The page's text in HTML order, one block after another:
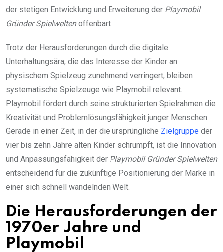
der stetigen Entwicklung und Erweiterung der Playmobil
Gründer Spielweltenoffenbart.
Trotz der Herausforderungen durch die digitale
Unterhaltungsära, die das Interesse der Kinder an
physischem Spielzeug zunehmend verringert, bleiben
systematische Spielzeuge wie Playmobil relevant.
Playmobil fördert durch seine strukturierten Spielrahmen die
Kreativität und Problemlösungsfähigkeit junger Menschen.
Gerade in einer Zeit, in der die ursprüngliche Zielgruppe der
vier bis zehn Jahre alten Kinder schrumpft, ist die Innovation
und Anpassungsfähigkeit der Playmobil Gründer Spielwelten
entscheidend für die zukünftige Positionierung der Marke in
einer sich schnell wandelnden Welt.
Die Herausforderungen der
1970er Jahre und
Playmobil